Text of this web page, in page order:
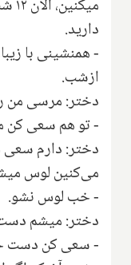
دارید.
- همنشینی با
ازشب.
دختر: مرسی من
- تو هم سعی کن
دختر: دارم سعی
می‌کنین لوس
- خب لوس نشو.
دختر: میشم
- سعی کن دست